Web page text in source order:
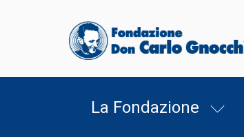
La Fondazione